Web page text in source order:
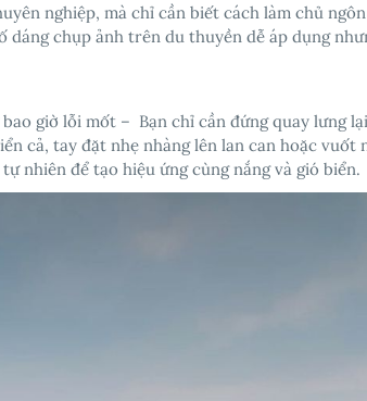
nghiệp, mà chỉ cần biết cách làm chủ
chụp ảnh trên du thuyền dễ áp dụng
giờ lỗi mốt – Bạn chỉ cần đứng quay lưng
cả, tay đặt nhẹ nhàng lên lan can hoặc vuốt
nhiên để tạo hiệu ứng cùng nắng và gió biển.